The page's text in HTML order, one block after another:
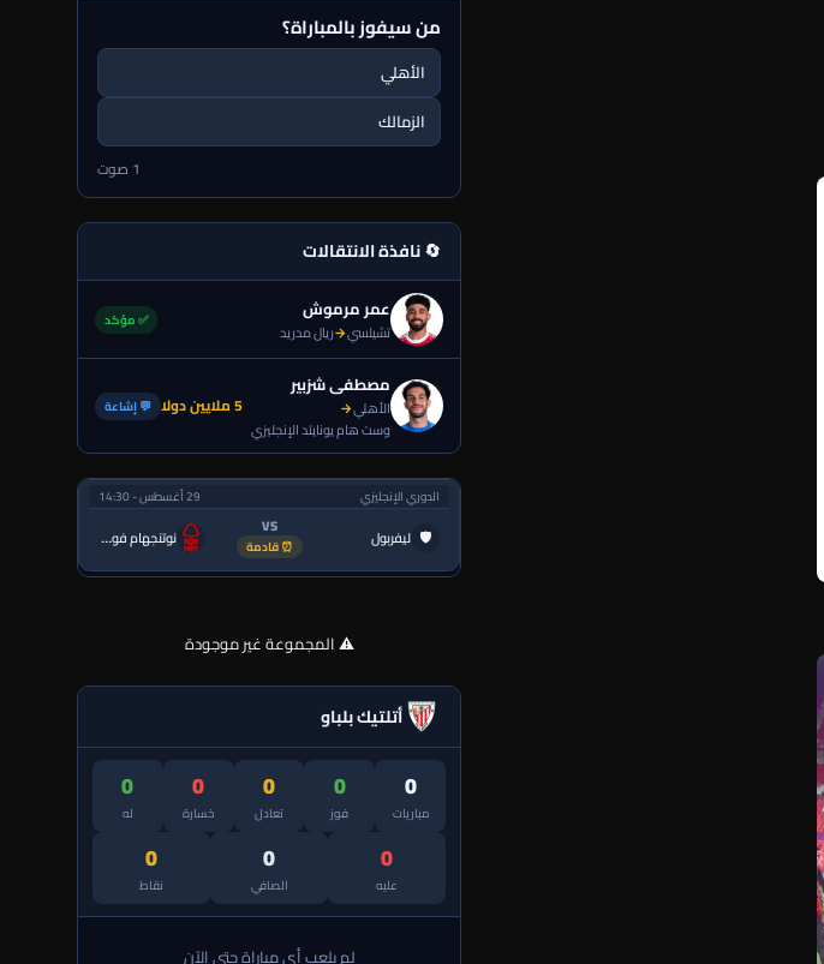
من سيفوز بالمباراة؟
الأهلي
الزمالك
1 صوت
🔄 نافذة الانتقالات
عمر مرموش
تشيلسي→ريال مدريد
✅ مؤكد
مصطفى شزبير
الأهلي→
وست هام يونايتد الإنجليزي
5 ملايين دولا 💬 إشاعة
الدوري الإنجليزي 29 أغسطس - 14:30
🛡 ليفربول VS
⏰ قادمة نوتنجهام فورست
⚠️ المجموعة غير موجودة
أتلتيك بلباو
0
مباريات
0
فوز
0
تعادل
0
خسارة
0
له
0
عليه
0
الصافي
0
نقاط
لم يلعب أي مباراة حتى الآن